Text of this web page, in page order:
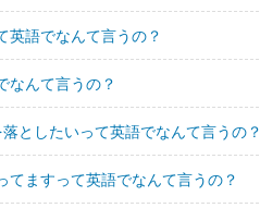
英語でなんて言うの？
なんて言うの？
としたいって英語でなんて言うの？
ますって英語でなんて言うの？